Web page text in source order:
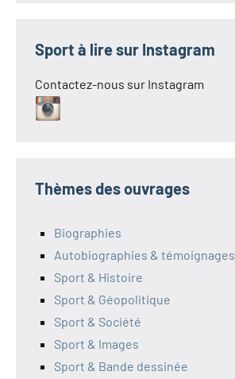
Sport à lire sur Instagram
Contactez-nous sur Instagram
Thèmes des ouvrages
Biographies
Autobiographies & témoignages
Sport & Histoire
Sport & Géopolitique
Sport & Société
Sport & Images
Sport & Bande dessinée